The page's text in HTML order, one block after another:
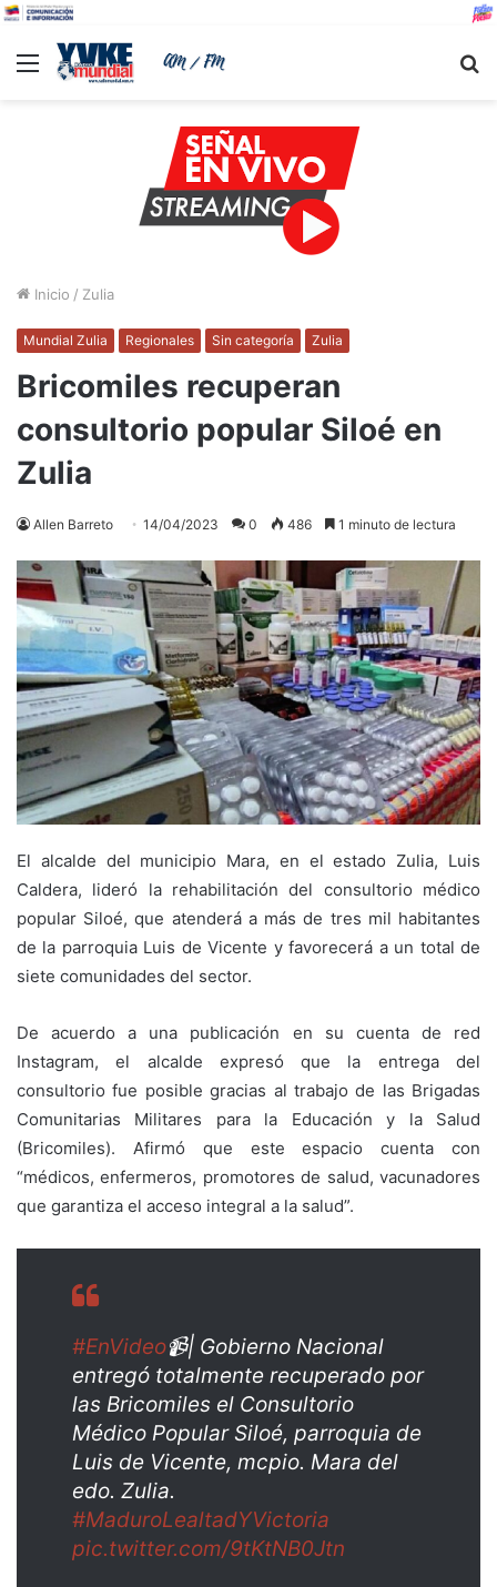
Menu
Inicio / Zulia
Mundial Zulia Regionales Sin categoría Zulia
Bricomiles recuperan
consultorio popular Siloé en
Zulia
Allen Barreto 14/04/2023 0 486 1 minuto de lectura
El alcalde del municipio Mara, en el estado Zulia, Luis
Caldera, lideró la rehabilitación del consultorio médico
popular Siloé, que atenderá a más de tres mil habitantes
de la parroquia Luis de Vicente y favorecerá a un total de
siete comunidades del sector.
De acuerdo a una publicación en su cuenta de red
Instagram, el alcalde expresó que la entrega del
consultorio fue posible gracias al trabajo de las Brigadas
Comunitarias Militares para la Educación y la Salud
(Bricomiles). Afirmó que este espacio cuenta con
“médicos, enfermeros, promotores de salud, vacunadores
que garantiza el acceso integral a la salud”.
#EnVideo📹| Gobierno Nacional
entregó totalmente recuperado por
las Bricomiles el Consultorio
Médico Popular Siloé, parroquia de
Luis de Vicente, mcpio. Mara del
edo. Zulia.
#MaduroLealtadYVictoria
pic.twitter.com/9tKtNB0Jtn